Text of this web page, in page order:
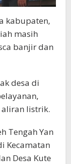
kabupaten,
masih
banjir dan
desa di
aliran listrik.
Tengah Yan
Kecamatan
Desa Kute